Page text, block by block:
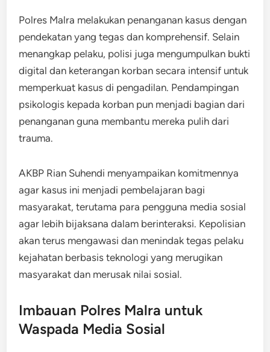
Polres Malra melakukan penanganan kasus dengan
pendekatan yang tegas dan komprehensif. Selain
menangkap pelaku, polisi juga mengumpulkan bukti
digital dan keterangan korban secara intensif untuk
memperkuat kasus di pengadilan. Pendampingan
psikologis kepada korban pun menjadi bagian dari
penanganan guna membantu mereka pulih dari
trauma.
AKBP Rian Suhendi menyampaikan komitmennya
agar kasus ini menjadi pembelajaran bagi
masyarakat, terutama para pengguna media sosial
agar lebih bijaksana dalam berinteraksi. Kepolisian
akan terus mengawasi dan menindak tegas pelaku
kejahatan berbasis teknologi yang merugikan
masyarakat dan merusak nilai sosial.
Imbauan Polres Malra untuk
Waspada Media Sosial